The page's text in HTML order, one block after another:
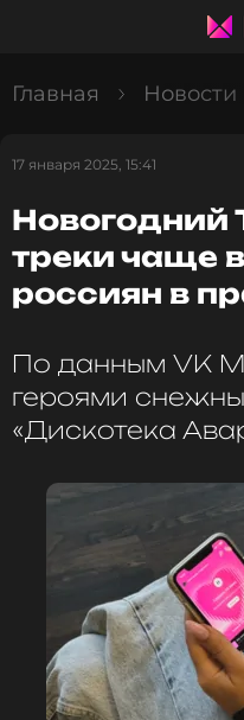
Главная Новости
17 января 2025, 15:41
Новогодний
треки чаще
россиян в
По данным VK
героями
«Дискотека